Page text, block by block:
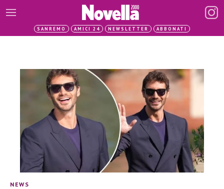
SANREMO AMICI 24 NEWSLETTER ABBONATI
NEWS